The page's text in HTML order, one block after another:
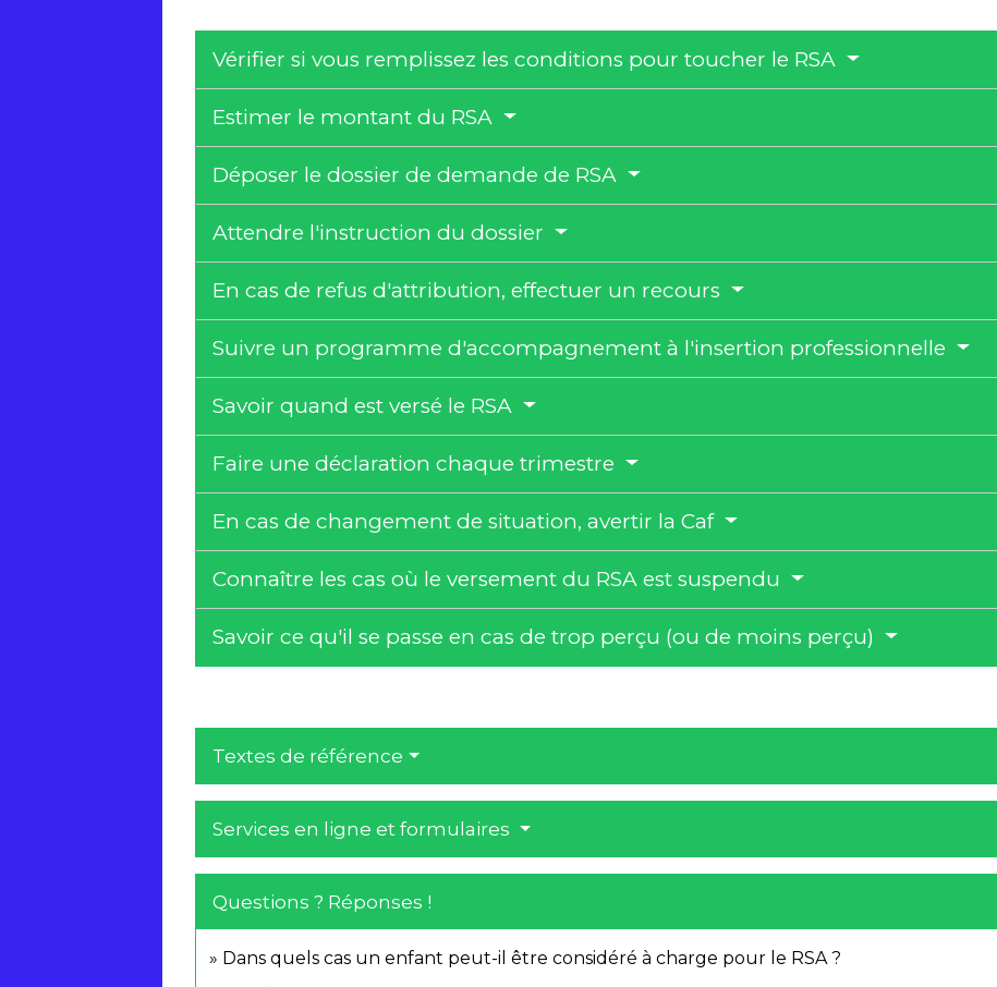
Vérifier si vous remplissez les conditions pour toucher le RSA
Estimer le montant du RSA
Déposer le dossier de demande de RSA
Attendre l'instruction du dossier
En cas de refus d'attribution, effectuer un recours
Suivre un programme d'accompagnement à l'insertion professionnelle
Savoir quand est versé le RSA
Faire une déclaration chaque trimestre
En cas de changement de situation, avertir la Caf
Connaître les cas où le versement du RSA est suspendu
Savoir ce qu'il se passe en cas de trop perçu (ou de moins perçu)
Textes de référence
Services en ligne et formulaires
Questions ? Réponses !
Dans quels cas un enfant peut-il être considéré à charge pour le RSA ?